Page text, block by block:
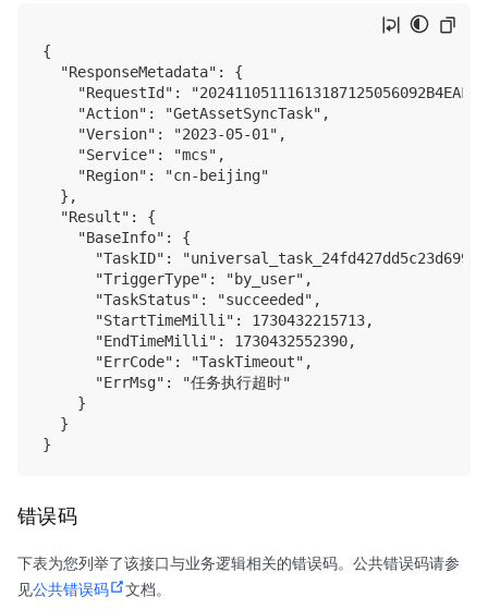
{
  "ResponseMetadata": {
"RequestId":
    "Action": "GetAssetSyncTask",
    "Version": "2023-05-01",
    "Service": "mcs",
    "Region": "cn-beijing"
  },
  "Result": {
    "BaseInfo": {
"TaskID":
      "TriggerType": "by_user",
      "TaskStatus": "succeeded",
      "StartTimeMilli": 1730432215713,
      "EndTimeMilli": 1730432552390,
      "ErrCode": "TaskTimeout",
      "ErrMsg": "任务执行超时"
    }
  }
错误码
下表为您列举了该接口与业务逻辑相关的错误码。公共错误码请参
见公共错误码 文档。